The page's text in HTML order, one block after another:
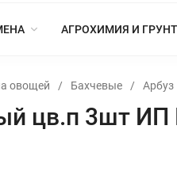
АГРОХИМИЯ И
овощей / Бахчевые / Арбуз
цв.п 3шт ИП